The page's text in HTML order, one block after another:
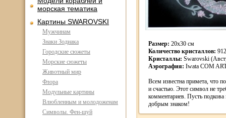
морская тематика
Картины SWAROVSKI
Мужчинам
Знаки Зодиака
Городские сюжеты
Морские сюжеты
Животный мир
Флора
Модульные картины
Влюбленным и молодоженам
Символы. Фен-шуй
Размер: 20х30 см
Количество кристаллов: 912
Кристаллы: Swarovski
Аэрография: Iwata COM
Всем известна примета, что
и счастью. Этот символ не
комментариев. Пусть
добрым знаком!